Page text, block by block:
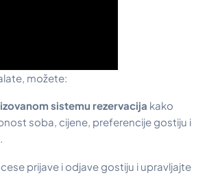
možete:
sistemu rezervacija kako
soba, cijene, preferencije gostiju i
prijave i odjave gostiju i upravljajte